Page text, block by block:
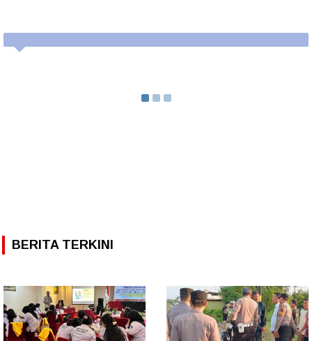
BERITA TERKINI